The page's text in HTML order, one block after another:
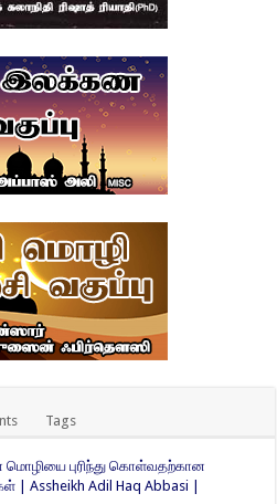
Tags
புரிந்து கொள்வதற்கான
| Assheikh Adil Haq Abbasi |